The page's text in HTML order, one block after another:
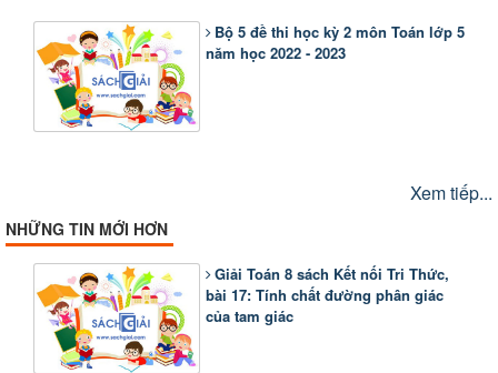
Bộ 5 đề thi học kỳ 2 môn Toán lớp 5
năm học 2022 - 2023
Xem tiếp...
NHỮNG TIN MỚI HƠN
Giải Toán 8 sách Kết nối Tri Thức,
bài 17: Tính chất đường phân giác
của tam giác